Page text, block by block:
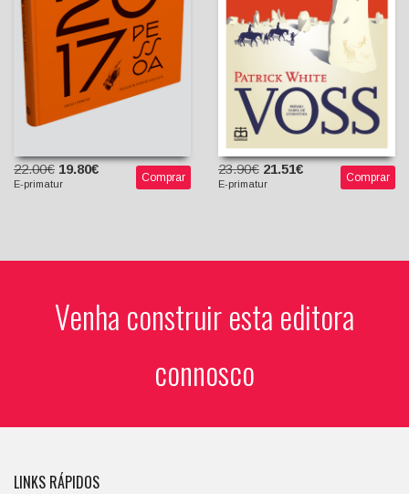
22.00€ 19.80€
E-primatur Comprar
23.90€ 21.51€
E-primatur Comprar
Venha construir esta editora
connosco
LINKS RÁPIDOS